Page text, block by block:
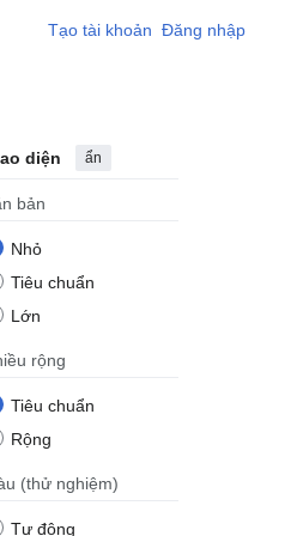
Tạo tài khoản Đăng nhập
diện ẩn
bản
Nhỏ
Tiêu chuẩn
Lớn
rộng
Tiêu chuẩn
Rộng
(thử nghiệm)
Tự động